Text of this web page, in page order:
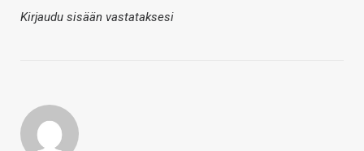
Kirjaudu sisään vastataksesi